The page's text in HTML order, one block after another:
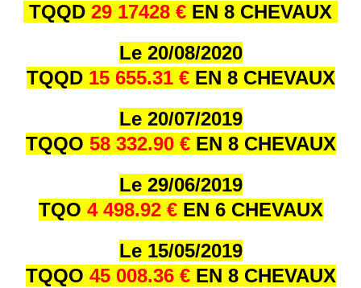
TQQD 29 17428 € EN 8 CHEVAUX
Le 20/08/2020
TQQD 15 655.31 € EN 8 CHEVAUX
Le 20/07/2019
TQQO 58 332.90 € EN 8 CHEVAUX
Le 29/06/2019
TQO 4 498.92 € EN 6 CHEVAUX
Le 15/05/2019
TQQO 45 008.36 € EN 8 CHEVAUX